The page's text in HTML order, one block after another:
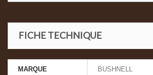
FICHE TECHNIQUE
MARQUE BUSHNELL